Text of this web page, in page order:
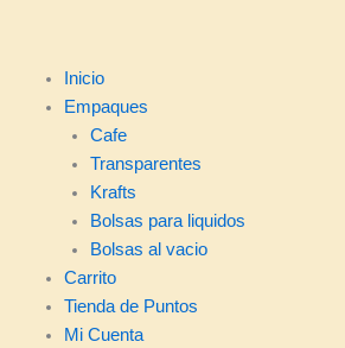
Inicio
Empaques
Cafe
Transparentes
Krafts
Bolsas para liquidos
Bolsas al vacio
Carrito
Tienda de Puntos
Mi Cuenta